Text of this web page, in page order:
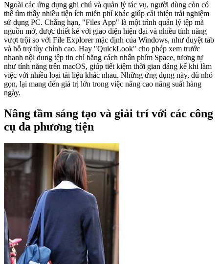
Ngoài các ứng dụng ghi chú và quản lý tác vụ, người dùng còn có
thể tìm thấy nhiều tiện ích miễn phí khác giúp cải thiện trải nghiệm
sử dụng PC. Chẳng hạn, "Files App" là một trình quản lý tệp mã
nguồn mở, được thiết kế với giao diện hiện đại và nhiều tính năng
vượt trội so với File Explorer mặc định của Windows, như duyệt tab
và hỗ trợ tùy chỉnh cao. Hay "QuickLook" cho phép xem trước
nhanh nội dung tệp tin chỉ bằng cách nhấn phím Space, tương tự
như tính năng trên macOS, giúp tiết kiệm thời gian đáng kể khi làm
việc với nhiều loại tài liệu khác nhau. Những ứng dụng này, dù nhỏ
gọn, lại mang đến giá trị lớn trong việc nâng cao năng suất hàng
ngày.
Nâng tầm sáng tạo và giải trí với các công
cụ đa phương tiện